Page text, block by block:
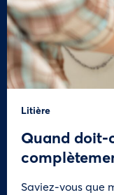
Litière
Quand doit-
Saviez-vous que